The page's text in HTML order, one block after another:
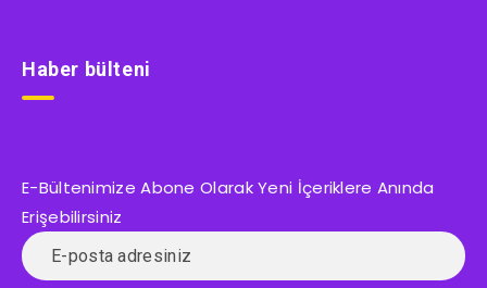
Haber bülteni
E-Bültenimize Abone Olarak Yeni İçeriklere Anında
Erişebilirsiniz